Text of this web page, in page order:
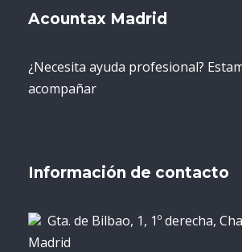
Acountax Madrid
¿Necesita ayuda profesional?
acompañar
Información de contacto
Gta. de Bilbao, 1, 1º derecha,
Madrid